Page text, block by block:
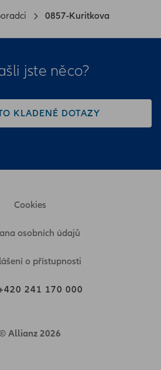
jste něco?
KLADENÉ DOTAZY
Cookies
osobních údajů
o přístupnosti
Allianz 2026
241 170 000
0857-Kuritkova